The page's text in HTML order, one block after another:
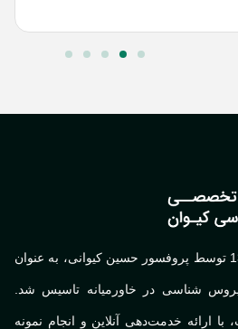
کیوان در سال 1380 توسط پروفسور حسین کیوانی، به عنوان
شناسی در خاورمیانه تاسیس شد.
خدمت‌دهی آنلاین و انجام نمونه